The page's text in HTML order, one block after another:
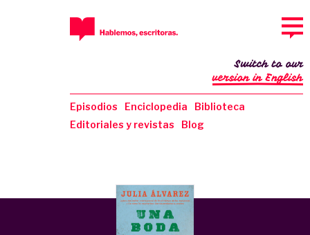
Episodios Enciclopedia
Biblioteca
Editoriales y revistas
Blog
Switch to our
version in English